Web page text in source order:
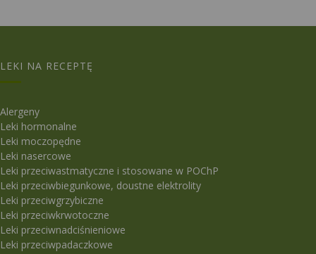
LEKI NA RECEPTĘ
Alergeny
Leki hormonalne
Leki moczopędne
Leki nasercowe
Leki przeciwastmatyczne i stosowane w POChP
Leki przeciwbiegunkowe, doustne elektrolity
Leki przeciwgrzybiczne
Leki przeciwkrwotoczne
Leki przeciwnadciśnieniowe
Leki przeciwpadaczkowe